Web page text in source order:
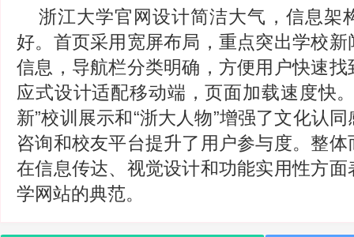
浙江大学官网设计简洁大气，信息架
好。首页采用宽屏布局，重点突出学校
信息，导航栏分类明确，方便用户快速
应式设计适配移动端，页面加载速度快
新”校训展示和“浙大人物”增强了文化认
咨询和校友平台提升了用户参与度。整
在信息传达、视觉设计和功能实用性方
学网站的典范。